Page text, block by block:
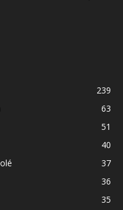
239
63
51
40
37
36
35